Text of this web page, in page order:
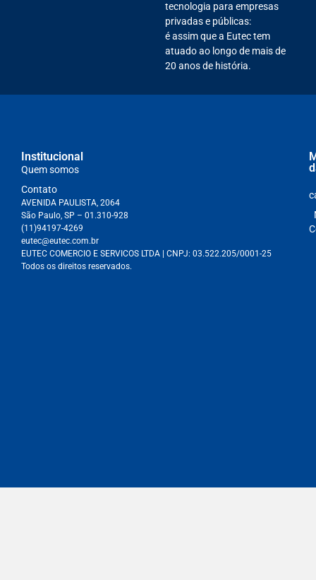
tecnologia para empresas
privadas e públicas:
é assim que a Eutec tem
atuado ao longo de mais de
20 anos de história.
Institucional
Quem somos
Contato
AVENIDA PAULISTA, 2064
São Paulo, SP – 01.310-928
(11)94197-4269
eutec@eutec.com.br
EUTEC COMERCIO E SERVICOS LTDA | CNPJ: 03.522.205/0001-25
Todos os direitos reservados.